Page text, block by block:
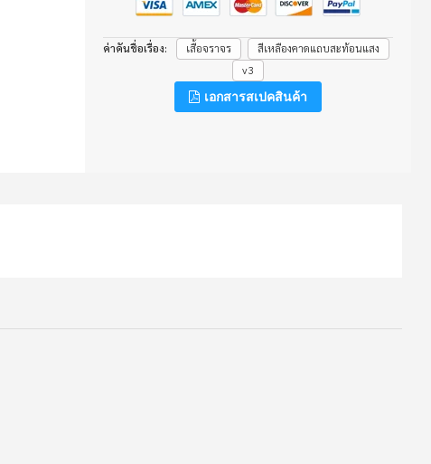
ค่าคันชื่อเรื่อง เสื้อจราจร
สีเหลืองคาดแถบสะท้อนแสง
v3
เอกสารสเปคสินค้า